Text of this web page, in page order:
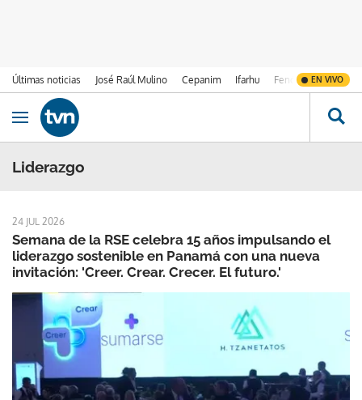
Últimas noticias José Raúl Mulino Cepanim Ifarhu Fenómeno de El
EN VIVO
Ir al contenido
Obrir navegació
Liderazgo
24 JUL 2026
Semana de la RSE celebra 15 años impulsando el
liderazgo sostenible en Panamá con una nueva
invitación: 'Creer. Crear. Crecer. El futuro.'